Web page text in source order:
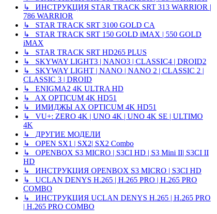
↳ ИНСТРУКЦИЯ STAR TRACK SRT 313 WARRIOR |
786 WARRIOR
↳ STAR TRACK SRT 3100 GOLD CA
↳ STAR TRACK SRT 150 GOLD iMAX | 550 GOLD
iMAX
↳ STAR TRACK SRT HD265 PLUS
↳ SKYWAY LIGHT3 | NANO3 | CLASSIC4 | DROID2
↳ SKYWAY LIGHT | NANO | NANO 2 | CLASSIC 2 |
CLASSIC 3 | DROID
↳ ENIGMA2 4K ULTRA HD
↳ AX OPTICUM 4K HD51
↳ ИМИДЖЫ AX OPTICUM 4K HD51
↳ VU+: ZERO 4K | UNO 4K | UNO 4K SE | ULTIMO
4K
↳ ДРУГИЕ МОДЕЛИ
↳ OPEN SX1 | SX2| SX2 Combo
↳ OPENBOX S3 MICRO | S3CI HD | S3 Mini II| S3CI II
HD
↳ ИНСТРУКЦИЯ OPENBOX S3 MICRO | S3CI HD
↳ UCLAN DENYS H.265 | H.265 PRO | H.265 PRO
COMBO
↳ ИНСТРУКЦИЯ UCLAN DENYS H.265 | H.265 PRO
| H.265 PRO COMBO